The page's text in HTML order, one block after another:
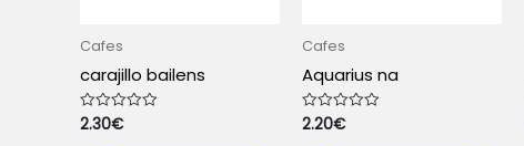
Cafes
carajillo bailens
Valorado
con
2.30€
Cafes
Aquarius na
Valorado
con
2.20€